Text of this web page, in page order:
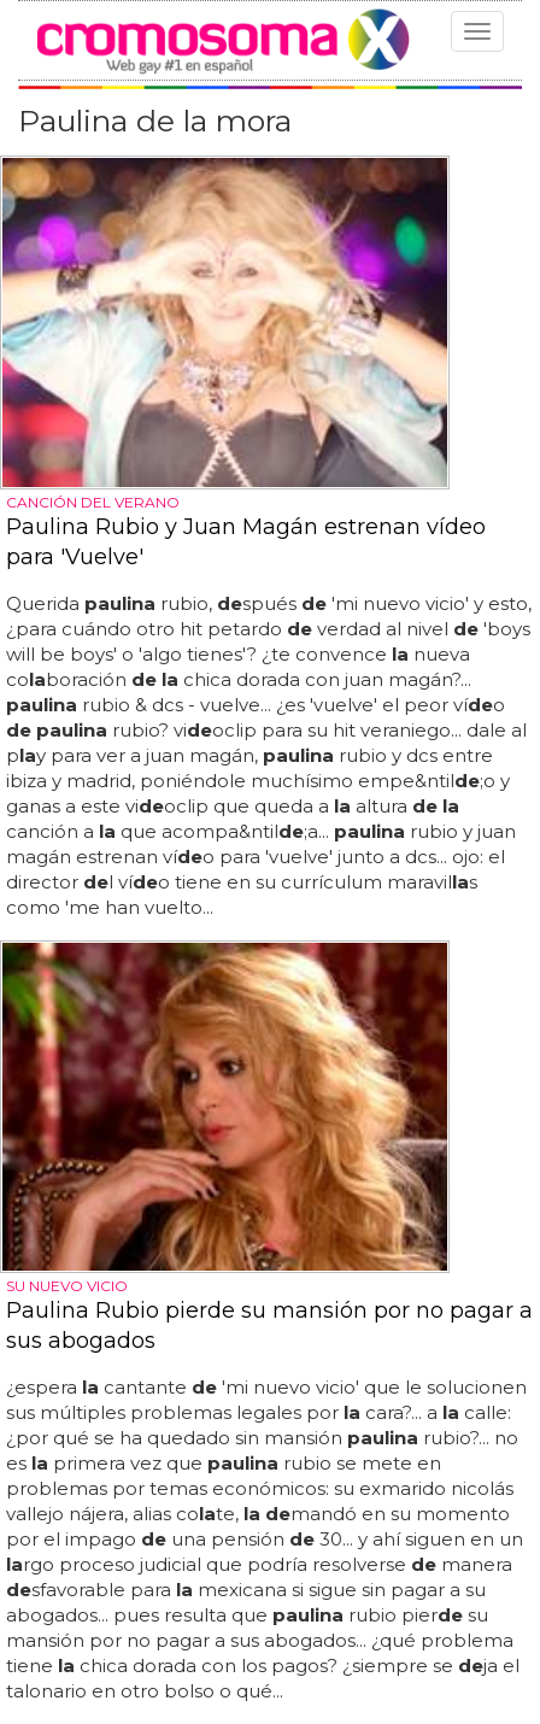
Toggle
Paulina de la mora
CANCIÓN DEL VERANO
Paulina Rubio y Juan Magán estrenan vídeo
para 'Vuelve'
Querida paulina rubio, después de 'mi nuevo vicio' y esto,
¿para cuándo otro hit petardo de verdad al nivel de 'boys
will be boys' o 'algo tienes'? ¿te convence la nueva
colaboración de la chica dorada con juan magán?...
paulina rubio & dcs - vuelve... ¿es 'vuelve' el peor vídeo
de paulina rubio? videoclip para su hit veraniego... dale al
play para ver a juan magán, paulina rubio y dcs entre
ibiza y madrid, poniéndole muchísimo empe&ntilde;o y
ganas a este videoclip que queda a la altura de la
canción a la que acompa&ntilde;a... paulina rubio y juan
magán estrenan vídeo para 'vuelve' junto a dcs... ojo: el
director del vídeo tiene en su currículum maravillas
como 'me han vuelto...
SU NUEVO VICIO
Paulina Rubio pierde su mansión por no pagar a
sus abogados
¿espera la cantante de 'mi nuevo vicio' que le solucionen
sus múltiples problemas legales por la cara?... a la calle:
¿por qué se ha quedado sin mansión paulina rubio?... no
es la primera vez que paulina rubio se mete en
problemas por temas económicos: su exmarido nicolás
vallejo nájera, alias colate, la demandó en su momento
por el impago de una pensión de 30... y ahí siguen en un
largo proceso judicial que podría resolverse de manera
desfavorable para la mexicana si sigue sin pagar a su
abogados... pues resulta que paulina rubio pierde su
mansión por no pagar a sus abogados... ¿qué problema
tiene la chica dorada con los pagos? ¿siempre se deja el
talonario en otro bolso o qué...